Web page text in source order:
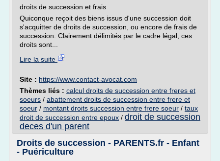
droits de succession et frais
Quiconque reçoit des biens issus d'une succession doit
s'acquitter de droits de succession, ou encore de frais de
succession. Clairement délimités par le cadre légal, ces
droits sont...
Lire la suite
Site : https://www.contact-avocat.com
Thèmes liés : calcul droits de succession entre freres et
soeurs / abattement droits de succession entre frere et
soeur / montant droits succession entre frere soeur / taux
droit de succession entre epoux / droit de succession
deces d'un parent
Droits de succession - PARENTS.fr - Enfant
- Puériculture